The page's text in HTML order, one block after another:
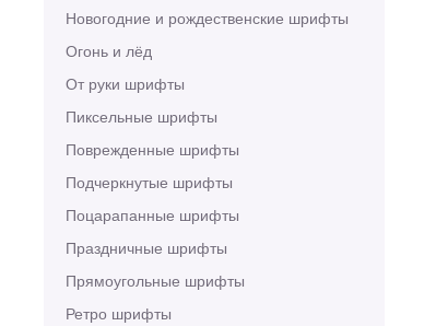
Новогодние и рождественские шрифты
Огонь и лёд
От руки шрифты
Пиксельные шрифты
Поврежденные шрифты
Подчеркнутые шрифты
Поцарапанные шрифты
Праздничные шрифты
Прямоугольные шрифты
Ретро шрифты